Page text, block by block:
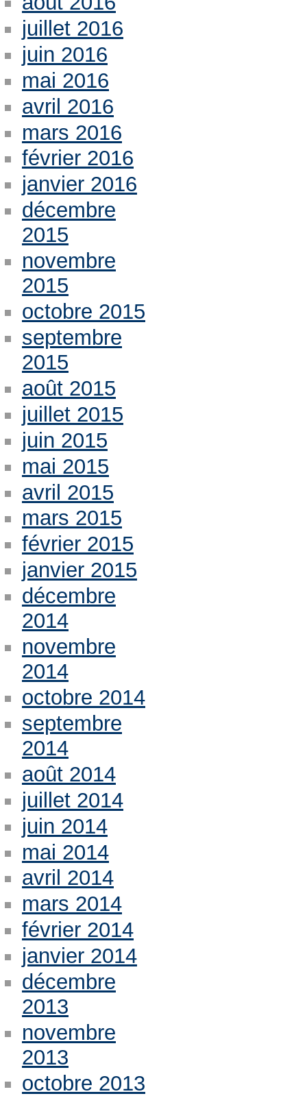
juillet 2016
juin 2016
mai 2016
avril 2016
mars 2016
février 2016
janvier 2016
décembre
2015
novembre
2015
octobre 2015
septembre
2015
août 2015
juillet 2015
juin 2015
mai 2015
avril 2015
mars 2015
février 2015
janvier 2015
décembre
2014
novembre
2014
octobre 2014
septembre
2014
août 2014
juillet 2014
juin 2014
mai 2014
avril 2014
mars 2014
février 2014
janvier 2014
décembre
2013
novembre
2013
octobre 2013